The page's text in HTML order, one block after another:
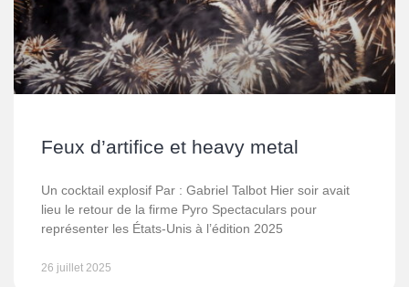
Feux d’artifice et heavy metal
Un cocktail explosif Par : Gabriel Talbot Hier soir avait
lieu le retour de la firme Pyro Spectaculars pour
représenter les États-Unis à l’édition 2025
26 juillet 2025